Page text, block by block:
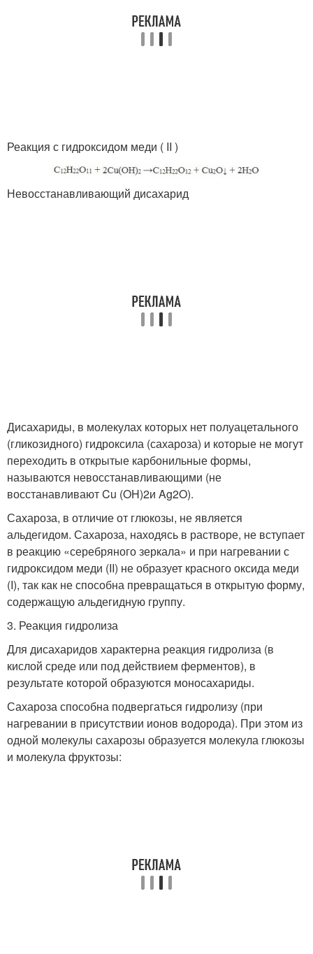
Реакция с гидроксидом меди ( II )
Невосстанавливающий дисахарид
Дисахариды, в молекулах которых нет полуацетального
(гликозидного) гидроксила (сахароза) и которые не могут
переходить в открытые карбонильные формы,
называются невосстанавливающими (не
восстанавливают Cu (OH)2и Ag2O).
Сахароза, в отличие от глюкозы, не является
альдегидом. Сахароза, находясь в растворе, не вступает
в реакцию «серебряного зеркала» и при нагревании с
гидроксидом меди (II) не образует красного оксида меди
(I), так как не способна превращаться в открытую форму,
содержащую альдегидную группу.
3. Реакция гидролиза
Для дисахаридов характерна реакция гидролиза (в
кислой среде или под действием ферментов), в
результате которой образуются моносахариды.
Сахароза способна подвергаться гидролизу (при
нагревании в присутствии ионов водорода). При этом из
одной молекулы сахарозы образуется молекула глюкозы
и молекула фруктозы: